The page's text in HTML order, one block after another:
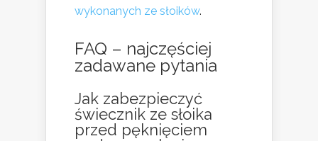
wykonanych ze słoików.
FAQ – najczęściej
zadawane pytania
Jak zabezpieczyć
świecznik ze słoika
przed pęknięciem